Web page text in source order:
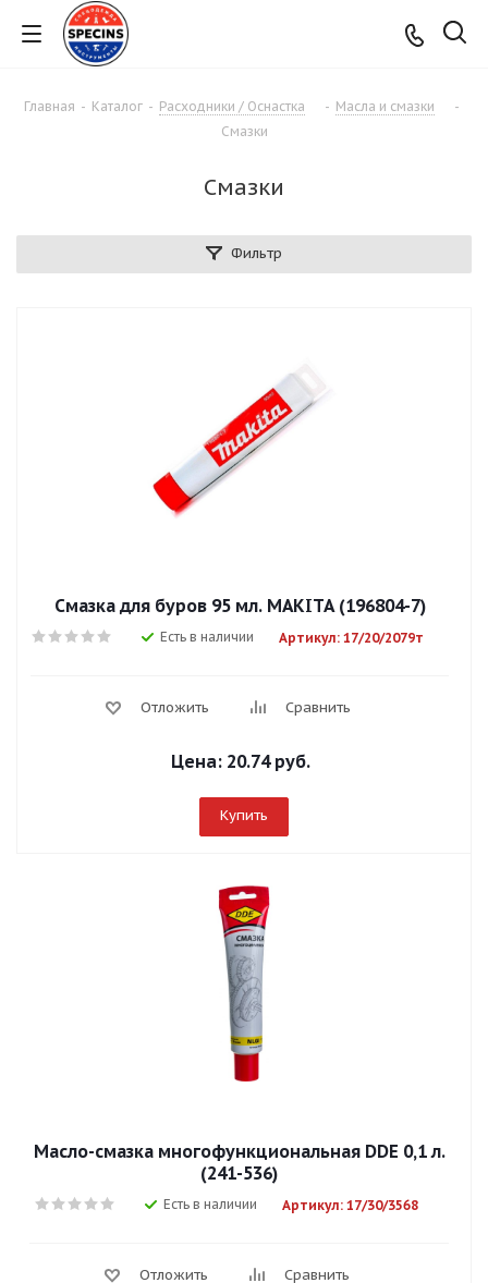
Главная - Каталог - Расходники / Оснастка - Масла и смазки
-
Смазки
Смазки
Фильтр
Смазка для буров 95 мл. MAKITA (196804-7)
Есть в наличии Артикул: 17/20/2079т
Отложить Сравнить
Цена: 20.74 руб.
Купить
Масло-смазка многофункциональная DDE 0,1 л.
(241-536)
Есть в наличии Артикул: 17/30/3568
Отложить Сравнить